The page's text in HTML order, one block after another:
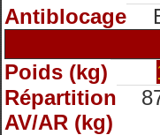
Antiblocage
Poids (kg)
Répartition
AV/AR (kg)